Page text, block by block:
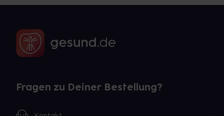
Fragen zu Deiner Bestellung?